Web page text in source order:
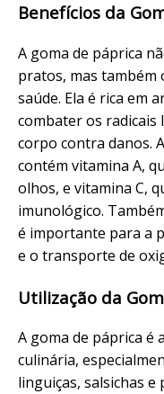
Benefícios da
A goma de páprica
pratos, mas também
saúde. Ela é rica em
combater os radicais
corpo contra danos.
contém vitamina A,
olhos, e vitamina C,
imunológico.
é importante para a
e o transporte de
Utilização da
A goma de páprica é
culinária,
linguiças, salsichas